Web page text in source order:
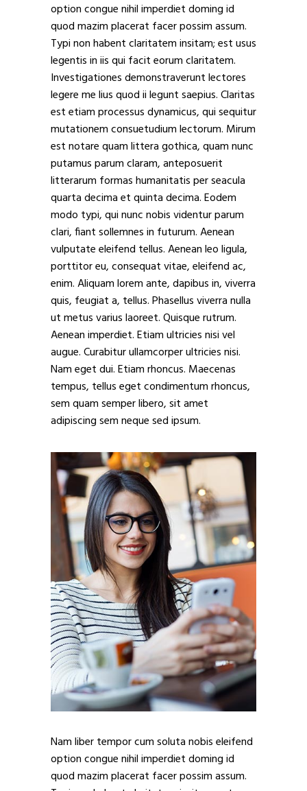
option congue nihil imperdiet doming id
quod mazim placerat facer possim assum.
Typi non habent claritatem insitam; est usus
legentis in iis qui facit eorum claritatem.
Investigationes demonstraverunt lectores
legere me lius quod ii legunt saepius. Claritas
est etiam processus dynamicus, qui sequitur
mutationem consuetudium lectorum. Mirum
est notare quam littera gothica, quam nunc
putamus parum claram, anteposuerit
litterarum formas humanitatis per seacula
quarta decima et quinta decima. Eodem
modo typi, qui nunc nobis videntur parum
clari, fiant sollemnes in futurum. Aenean
vulputate eleifend tellus. Aenean leo ligula,
porttitor eu, consequat vitae, eleifend ac,
enim. Aliquam lorem ante, dapibus in, viverra
quis, feugiat a, tellus. Phasellus viverra nulla
ut metus varius laoreet. Quisque rutrum.
Aenean imperdiet. Etiam ultricies nisi vel
augue. Curabitur ullamcorper ultricies nisi.
Nam eget dui. Etiam rhoncus. Maecenas
tempus, tellus eget condimentum rhoncus,
sem quam semper libero, sit amet
adipiscing sem neque sed ipsum.
Nam liber tempor cum soluta nobis eleifend
option congue nihil imperdiet doming id
quod mazim placerat facer possim assum.